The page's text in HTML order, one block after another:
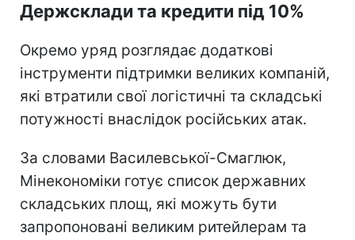
Держсклади та кредити під 10%
Окремо уряд розглядає додаткові
інструменти підтримки великих компаній,
які втратили свої логістичні та складські
потужності внаслідок російських атак.
За словами Василевської-Смаглюк,
Мінекономіки готує список державних
складських площ, які можуть бути
запропоновані великим ритейлерам та